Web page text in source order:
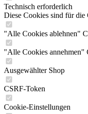
Technisch erforderlich
Diese Cookies sind für
"Alle Cookies ablehnen"
"Alle Cookies annehmen"
Ausgewählter Shop
CSRF-Token
Cookie-Einstellungen